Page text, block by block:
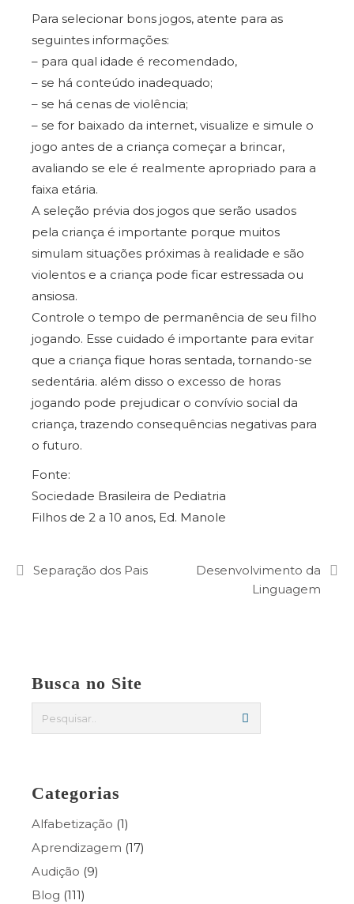
Para selecionar bons jogos, atente para as
seguintes informações:
– para qual idade é recomendado,
– se há conteúdo inadequado;
– se há cenas de violência;
– se for baixado da internet, visualize e simule o
jogo antes de a criança começar a brincar,
avaliando se ele é realmente apropriado para a
faixa etária.
A seleção prévia dos jogos que serão usados
pela criança é importante porque muitos
simulam situações próximas à realidade e são
violentos e a criança pode ficar estressada ou
ansiosa.
Controle o tempo de permanência de seu filho
jogando. Esse cuidado é importante para evitar
que a criança fique horas sentada, tornando-se
sedentária. além disso o excesso de horas
jogando pode prejudicar o convívio social da
criança, trazendo consequências negativas para
o futuro.
Fonte:
Sociedade Brasileira de Pediatria
Filhos de 2 a 10 anos, Ed. Manole
Separação dos Pais
Desenvolvimento da
Linguagem
Busca no Site
Categorias
Alfabetização (1)
Aprendizagem (17)
Audição (9)
Blog (111)